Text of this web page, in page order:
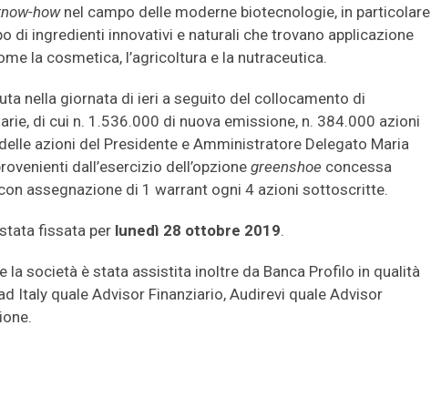
hownel campo delle moderne biotecnologie, in particolare
di ingredienti innovativi e naturali che trovano applicazione
la cosmetica, l’agricoltura e la nutraceutica.
nella giornata di ieri a seguito del collocamento di
di cui n. 1.536.000 di nuova emissione, n. 384.000 azioni
azioni del Presidente e Amministratore Delegato Maria
dall’esercizio dell’opzione greenshoe concessa
assegnazione di 1 warrant ogni 4 azioni sottoscritte.
fissata per lunedì 28 ottobre 2019.
la società è stata assistita inoltre da Banca Profilo in qualità
Italy quale Advisor Finanziario, Audirevi quale Advisor